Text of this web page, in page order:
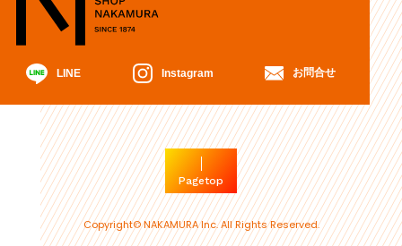
LINE Instagram お問合せ
Pagetop
Copyright© NAKAMURA Inc. All Rights Reserved.